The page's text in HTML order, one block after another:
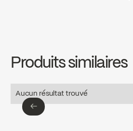
Download ↘
Produits similaires
←
Aucun résultat trouvé